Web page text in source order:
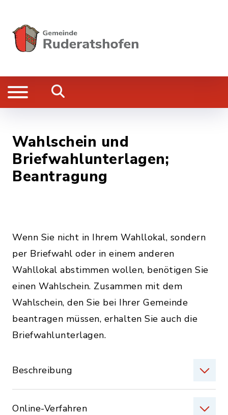
Wahlschein und
Briefwahlunterlagen;
Beantragung
Wenn Sie nicht in Ihrem Wahllokal, sondern
per Briefwahl oder in einem anderen
Wahllokal abstimmen wollen, benötigen Sie
einen Wahlschein. Zusammen mit dem
Wahlschein, den Sie bei Ihrer Gemeinde
beantragen müssen, erhalten Sie auch die
Briefwahlunterlagen.
Beschreibung
Online-Verfahren